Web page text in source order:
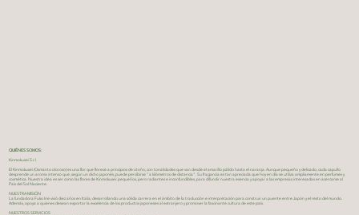
QUIÉNES SOMOS:
Kinmokusei S.r.l
El Kinmokusei (Osmanto oloroso) es una flor que florece a principios de otoño, con tonalidades que van desde el amarillo pálido hasta el naranja. Aunque pequeño y delicado, cada capullo
desprende un aroma intenso que, según un dicho japonés, puede percibirse "a kilómetros de distancia". Su fragancia es tan apreciada que hoy en día se utiliza ampliamente en perfumes y
cosmética. Nuestra idea es ser como las flores de Kinmokusei: pequeños, pero radiantes e inconfundibles, para difundir nuestra esencia y apoyar a las empresas interesadas en acercarse al
País del Sol Naciente.
NUESTRA MISIÓN
La fundadora Fuko Irie vivió diez años en Italia, desarrollando una sólida carrera en el ámbito de la traducción e interpretación para construir un puente entre Japón y el resto del mundo.
Además, apoya a quienes desean exportar la excelencia de los productos japoneses al extranjero y promover la fascinante cultura de este país.
NUESTROS SERVICIOS